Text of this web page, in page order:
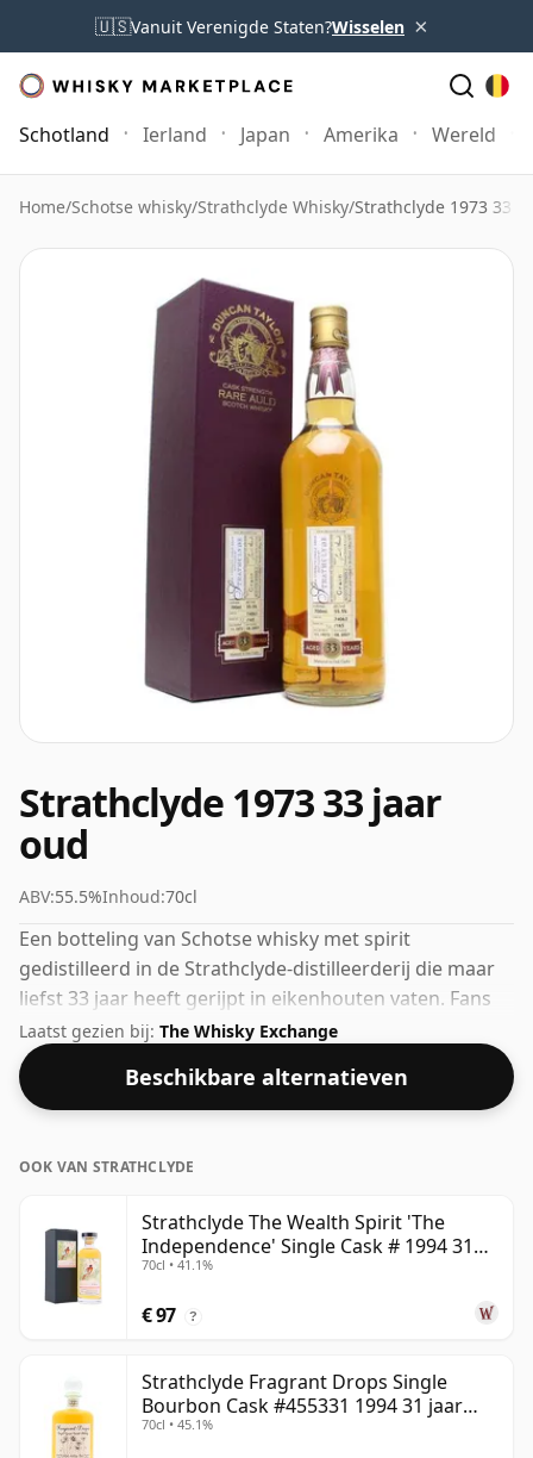
🇺🇸Vanuit Verenigde Staten?Wisselen ×
Schotland Ierland Japan Amerika Wereld
Home/Schotse whisky/Strathclyde Whisky/Strathclyde 1973 33
Strathclyde 1973 33 jaar
oud
ABV:55.5%Inhoud:70cl
Een botteling van Schotse whisky met spirit
gedistilleerd in de Strathclyde-distilleerderij die maar
liefst 33 jaar heeft gerijpt in eikenhouten vaten. Fans
van whisky's met een hogere sterkte zullen niet
teleurgesteld worden door deze botteling, die een
alcoholpercentage van 55,5% heeft.
Laatst gezien bij: The Whisky Exchange
Beschikbare alternatieven
OOK VAN STRATHCLYDE
Strathclyde The Wealth Spirit 'The
Independence' Single Cask # 1994 31
jaar oud
70cl • 41.1%
€ 97 ?
Strathclyde Fragrant Drops Single
Bourbon Cask #455331 1994 31 jaar
oud
70cl • 45.1%